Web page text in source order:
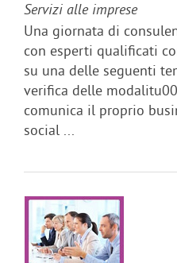
Servizi alle imprese
Una giornata di
con esperti qualificati
su una delle seguenti
verifica delle
comunica il proprio
social ...